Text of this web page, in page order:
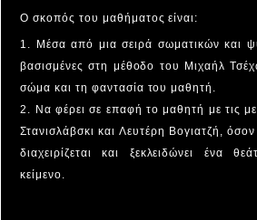
Ο σκοπός του μαθήματος είναι:
1. Μέσα από μια σειρά σωματικών και
βασισμένες στη μέθοδο του Μιχαήλ
σώμα και τη φαντασία του μαθητή.
2. Να φέρει σε επαφή το μαθητή με τις
Στανισλάβσκι και Λευτέρη Βογιατζή,
διαχειρίζεται και ξεκλειδώνει ένα
κείμενο.